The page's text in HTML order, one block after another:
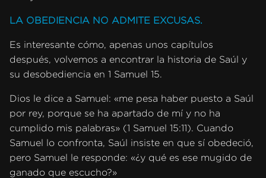
LA OBEDIENCIA NO ADMITE EXCUSAS.
Es interesante cómo, apenas unos capítulos
después, volvemos a encontrar la historia de Saúl y
su desobediencia en 1 Samuel 15.
Dios le dice a Samuel: «me pesa haber puesto a Saúl
por rey, porque se ha apartado de mí y no ha
cumplido mis palabras» (1 Samuel 15:11). Cuando
Samuel lo confronta, Saúl insiste en que sí obedeció,
pero Samuel le responde: «¿y qué es ese mugido de
ganado que escucho?»